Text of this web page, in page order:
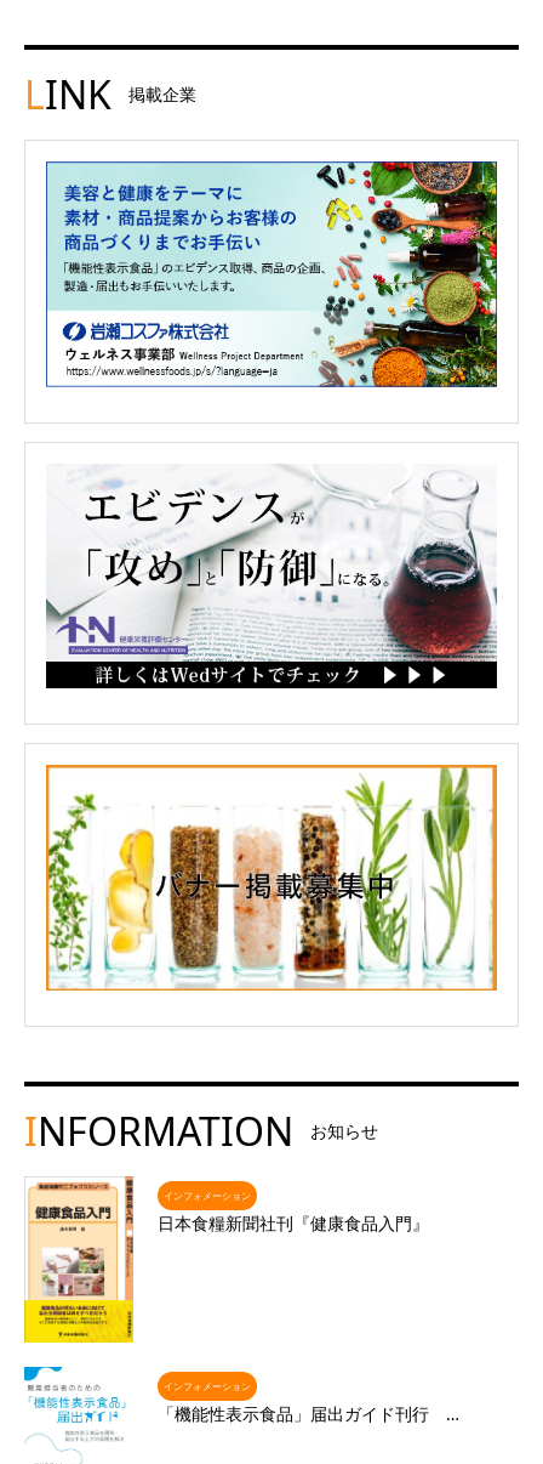
LINK 掲載企業
INFORMATION お知らせ
インフォメーション
日本食糧新聞社刊『健康食品入門』
インフォメーション
「機能性表示食品」届出ガイド刊行 …